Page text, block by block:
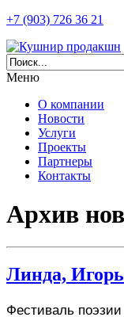
+7 (903) 726 36 21
Меню
О компании
Новости
Услуги
Проекты
Партнеры
Контакты
Архив
Линда,
Фестиваль